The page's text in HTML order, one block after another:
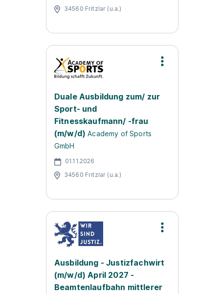
34560 Fritzlar (u.a.)
Duale Ausbildung zum/ zur
Sport- und
Fitnesskaufmann/ -frau
(m/w/d) Academy of Sports
GmbH
01.11.2026
34560 Fritzlar (u.a.)
Ausbildung - Justizfachwirt
(m/w/d) April 2027 -
Beamtenlaufbahn mittlerer